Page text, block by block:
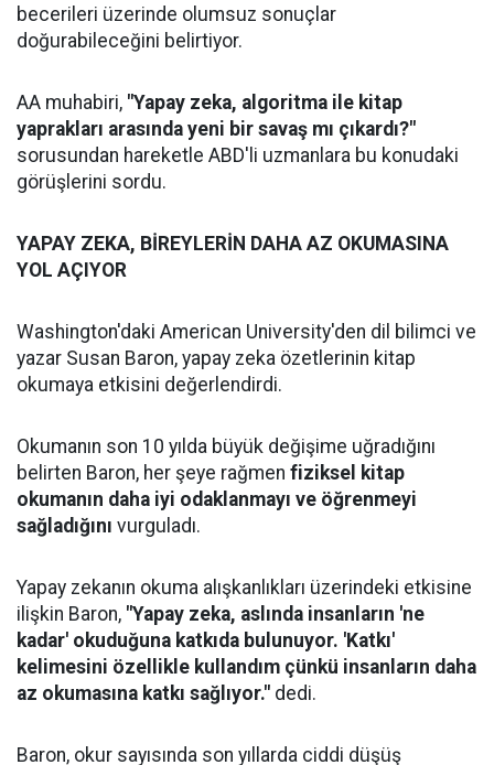
becerileri üzerinde olumsuz sonuçlar
doğurabileceğini belirtiyor.
AA muhabiri, "Yapay zeka, algoritma ile kitap
yaprakları arasında yeni bir savaş mı çıkardı?"
sorusundan hareketle ABD'li uzmanlara bu konudaki
görüşlerini sordu.
YAPAY ZEKA, BİREYLERİN DAHA AZ OKUMASINA
YOL AÇIYOR
Washington'daki American University'den dil bilimci ve
yazar Susan Baron, yapay zeka özetlerinin kitap
okumaya etkisini değerlendirdi.
Okumanın son 10 yılda büyük değişime uğradığını
belirten Baron, her şeye rağmen fiziksel kitap
okumanın daha iyi odaklanmayı ve öğrenmeyi
sağladığını vurguladı.
Yapay zekanın okuma alışkanlıkları üzerindeki etkisine
ilişkin Baron, "Yapay zeka, aslında insanların 'ne
kadar' okuduğuna katkıda bulunuyor. 'Katkı'
kelimesini özellikle kullandım çünkü insanların daha
az okumasına katkı sağlıyor." dedi.
Baron, okur sayısında son yıllarda ciddi düşüş